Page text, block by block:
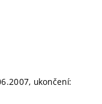
ukončení: